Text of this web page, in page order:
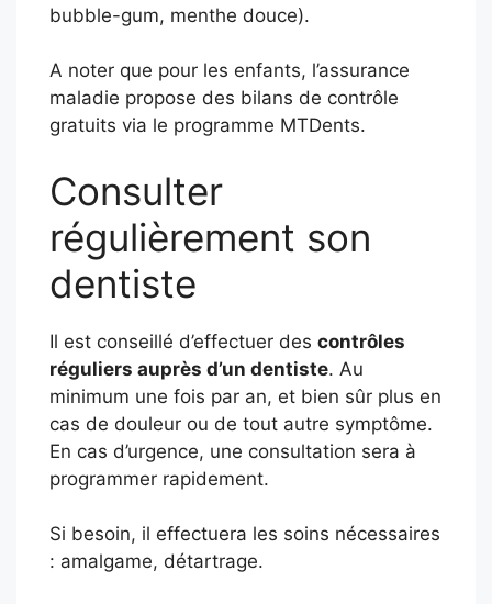
bubble-gum, menthe douce).
A noter que pour les enfants, l’assurance
maladie propose des bilans de contrôle
gratuits via le programme MTDents.
Consulter
régulièrement son
dentiste
Il est conseillé d’effectuer des contrôles
réguliers auprès d’un dentiste. Au
minimum une fois par an, et bien sûr plus en
cas de douleur ou de tout autre symptôme.
En cas d’urgence, une consultation sera à
programmer rapidement.
Si besoin, il effectuera les soins nécessaires
: amalgame, détartrage.